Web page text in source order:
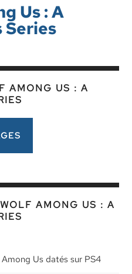
Us : A
Series
AMONG US : A
AMONG US : A
Us datés sur PS4